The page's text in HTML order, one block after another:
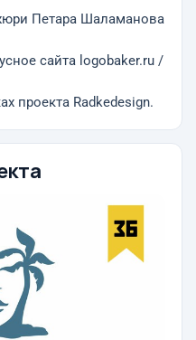
Петара Шаламанова
сайта logobaker.ru /
проекта Radkedesign.